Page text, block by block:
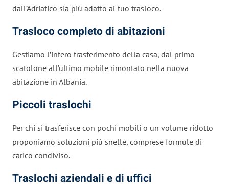
dall’Adriatico sia più adatto al tuo trasloco.
Trasloco completo di abitazioni
Gestiamo l’intero trasferimento della casa, dal primo
scatolone all’ultimo mobile rimontato nella nuova
abitazione in Albania.
Piccoli traslochi
Per chi si trasferisce con pochi mobili o un volume ridotto
proponiamo soluzioni più snelle, comprese formule di
carico condiviso.
Traslochi aziendali e di uffici